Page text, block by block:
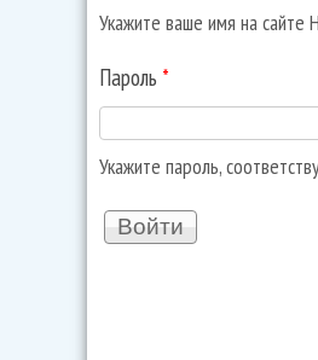
Укажите ваше имя на сайте
Пароль *
Укажите пароль,